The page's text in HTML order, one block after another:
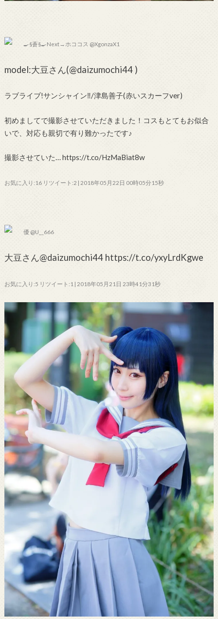
🍳§蒼§🍳Next→ホココス @XgonzaX1
model:大豆さん(@daizumochi44 )
ラブライブ!サンシャイン‼︎/津島善子(赤いスカーフver)
初めましてで撮影させていただきました！コスもとてもお似合
いで、対応も親切で有り難かったです♪
撮影させていた… https://t.co/HzMaBiat8w
お気に入り:16 リツイート:2 | 2018年05月22日 00時05分15秒
優 @U__666
大豆さん@daizumochi44 https://t.co/yxyLrdKgwe
お気に入り:5 リツイート:1 | 2018年05月21日 23時41分31秒